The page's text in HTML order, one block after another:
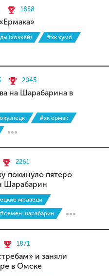
1858
(хоккей)
#хк хумо
2045
на Шарабарина в
#хк ермак
2261
покинуло пятеро
Шарабарин
медведи
#семен шарабарин
1871
и заняли
в Омске